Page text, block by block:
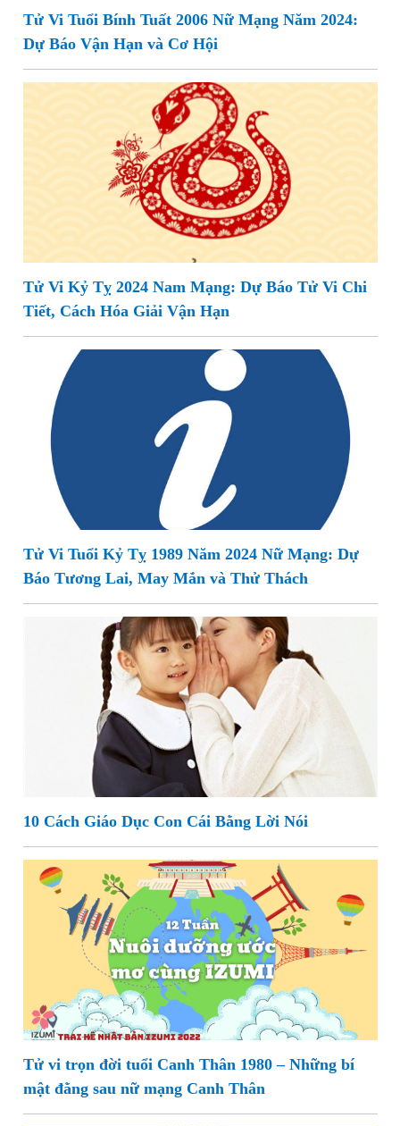
Tử Vi Tuổi Bính Tuất 2006 Nữ Mạng Năm 2024:
Dự Báo Vận Hạn và Cơ Hội
Tử Vi Kỷ Tỵ 2024 Nam Mạng: Dự Báo Tử Vi Chi
Tiết, Cách Hóa Giải Vận Hạn
Tử Vi Tuổi Kỷ Tỵ 1989 Năm 2024 Nữ Mạng: Dự
Báo Tương Lai, May Mắn và Thử Thách
10 Cách Giáo Dục Con Cái Bằng Lời Nói
Tử vi trọn đời tuổi Canh Thân 1980 – Những bí
mật đằng sau nữ mạng Canh Thân